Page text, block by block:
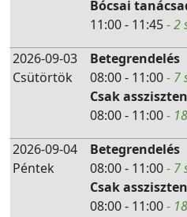
Bócsai
11:00 - 11:45- 2
2026-09-03
Csütörtök
Betegrendelés
08:00 - 11:00- 7
Csak
08:00 - 11:00-
2026-09-04
Péntek
Betegrendelés
08:00 - 11:00- 7
Csak
08:00 - 11:00-